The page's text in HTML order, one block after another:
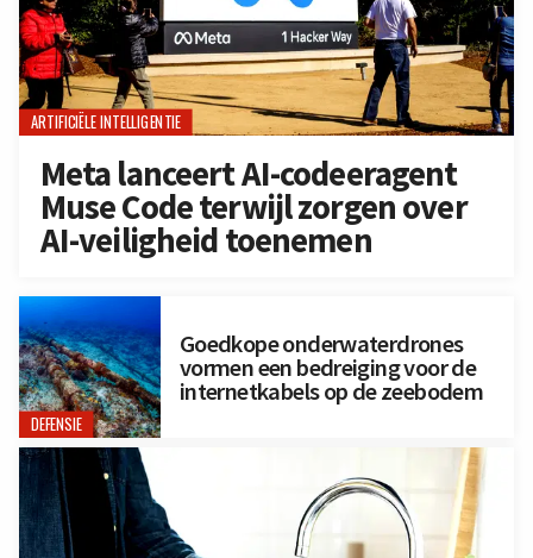
ARTIFICIËLE INTELLIGENTIE
Meta lanceert AI-codeeragent
Muse Code terwijl zorgen over
AI-veiligheid toenemen
DEFENSIE
Goedkope onderwaterdrones
vormen een bedreiging voor de
internetkabels op de zeebodem